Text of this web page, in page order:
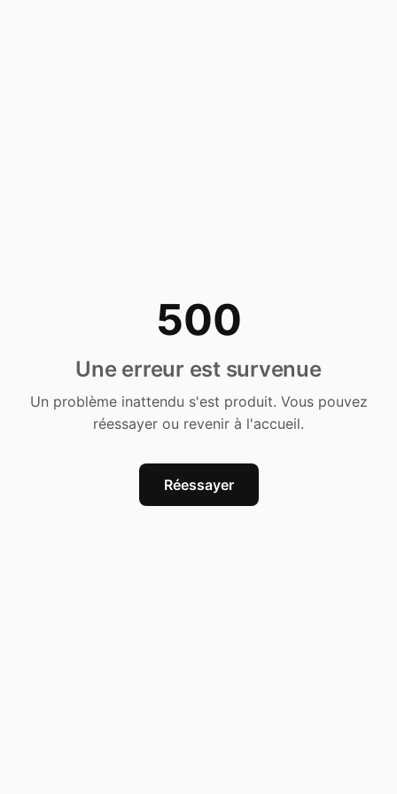
500
Une erreur est survenue
Un problème inattendu s'est produit. Vous pouvez
réessayer ou revenir à l'accueil.
Réessayer